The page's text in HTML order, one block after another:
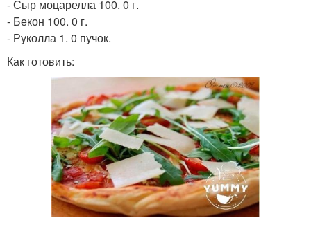
- Сыр моцарелла 100. 0 г.
- Бекон 100. 0 г.
- Руколла 1. 0 пучок.
Как готовить: